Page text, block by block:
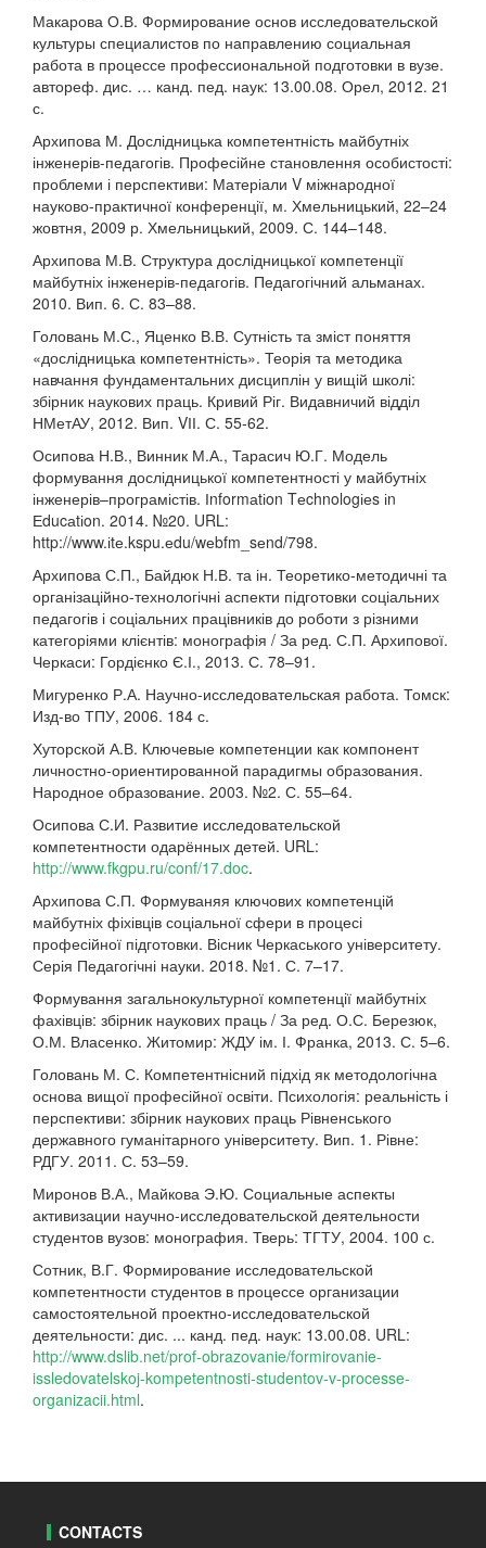
Макарова О.В. Формирование основ исследовательской
культуры специалистов по направлению социальная
работа в процессе профессиональной подготовки в вузе.
автореф. дис. … канд. пед. наук: 13.00.08. Орел, 2012. 21
с.
Архипова М. Дослідницька компетентність майбутніх
інженерів-педагогів. Професійне становлення особистості:
проблеми і перспективи: Матеріали V міжнародної
науково-практичної конференції, м. Хмельницький, 22–24
жовтня, 2009 р. Хмельницький, 2009. С. 144–148.
Архипова М.В. Структура дослідницької компетенції
майбутніх інженерів-педагогів. Педагогічний альманах.
2010. Вип. 6. С. 83–88.
Головань М.С., Яценко В.В. Сутність та зміст поняття
«дослідницька компетентність». Теорія та методика
навчання фундаментальних дисциплін у вищій школі:
збірник наукових праць. Кривий Ріг. Видавничий відділ
НМетАУ, 2012. Вип. VІІ. С. 55-62.
Осипова Н.В., Винник М.А., Тарасич Ю.Г. Модель
формування дослідницької компетентності у майбутніх
інженерів–програмістів. Іnformаtіon Tеchnologіеs іn
Еducаtіon. 2014. №20. URL:
http://www.іtе.kspu.еdu/wеbfm_sеnd/798.
Архипова С.П., Байдюк Н.В. та ін. Теоретико-методичні та
організаційно-технологічні аспекти підготовки соціальних
педагогів і соціальних працівників до роботи з різними
категоріями клієнтів: монографія / За ред. С.П. Архипової.
Черкаси: Гордієнко Є.І., 2013. С. 78–91.
Мигуренко Р.А. Научно-исследовательская работа. Томск:
Изд-во ТПУ, 2006. 184 с.
Хуторской А.В. Ключевые компетенции как компонент
личностно-ориентированной парадигмы образования.
Народное образование. 2003. №2. С. 55–64.
Осипова С.И. Развитие исследовательской
компетентности одарённых детей. URL:
http://www.fkgpu.ru/conf/17.doc.
Архипова С.П. Формуваняя ключових компетенцій
майбутніх фіхівців соціальної сфери в процесі
професійної підготовки. Вісник Черкаського університету.
Серія Педагогічні науки. 2018. №1. С. 7–17.
Формування загальнокультурної компетенції майбутніх
фахівців: збірник наукових праць / За ред. О.С. Березюк,
О.М. Власенко. Житомир: ЖДУ ім. І. Франка, 2013. С. 5–6.
Головань М. С. Компетентнісний підхід як методологічна
основа вищої професійної освіти. Психологія: реальність і
перспективи: збірник наукових праць Рівненського
державного гуманітарного університету. Вип. 1. Рівне:
РДГУ. 2011. С. 53–59.
Миронов В.А., Майкова Э.Ю. Социальные аспекты
активизации научно-исследовательской деятельности
студентов вузов: монография. Тверь: ТГТУ, 2004. 100 с.
Сотник, В.Г. Формирование исследовательской
компетентности студентов в процессе организации
самостоятельной проектно-исследовательской
деятельности: дис. ... канд. пед. наук: 13.00.08. URL:
http://www.dslib.net/prof-obrazovanie/formirovanie-
issledovatelskoj-kompetentnosti-studentov-v-processe-
organizacii.html.
CONTACTS